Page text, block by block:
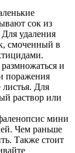
сок из
удаления
смоченный в
и
поражения
Для
раствор или
мини
Чем раньше
Также стоит